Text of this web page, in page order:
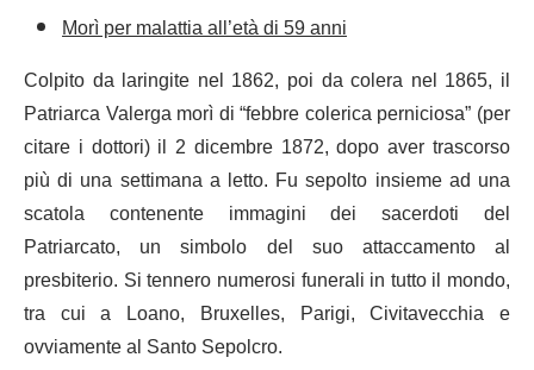
Morì per malattia all’età di 59 anni
Colpito da laringite nel 1862, poi da colera nel 1865, il
Patriarca Valerga morì di “febbre colerica perniciosa” (per
citare i dottori) il 2 dicembre 1872, dopo aver trascorso
più di una settimana a letto. Fu sepolto insieme ad una
scatola contenente immagini dei sacerdoti del
Patriarcato, un simbolo del suo attaccamento al
presbiterio. Si tennero numerosi funerali in tutto il mondo,
tra cui a Loano, Bruxelles, Parigi, Civitavecchia e
ovviamente al Santo Sepolcro.